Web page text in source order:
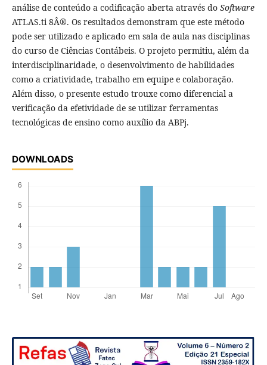
análise de conteúdo a codificação aberta através do Software
ATLAS.ti 8Â®. Os resultados demonstram que este método
pode ser utilizado e aplicado em sala de aula nas disciplinas
do curso de Ciências Contábeis. O projeto permitiu, além da
interdisciplinaridade, o desenvolvimento de habilidades
como a criatividade, trabalho em equipe e colaboração.
Além disso, o presente estudo trouxe como diferencial a
verificação da efetividade de se utilizar ferramentas
tecnológicas de ensino como auxílio da ABPj.
DOWNLOADS